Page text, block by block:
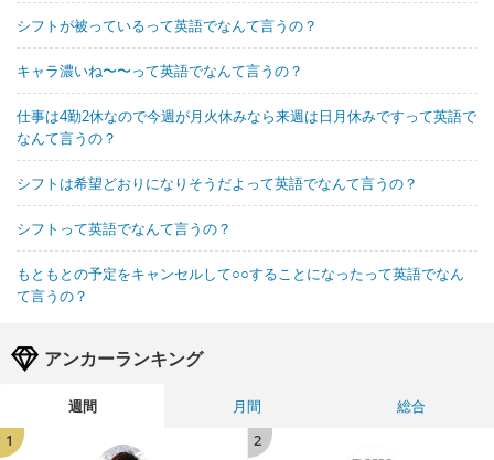
シフトが被っているって英語でなんて言うの？
キャラ濃いね〜〜って英語でなんて言うの？
仕事は4勤2休なので今週が月火休みなら来週は日月休みですって英語で
なんて言うの？
シフトは希望どおりになりそうだよって英語でなんて言うの？
シフトって英語でなんて言うの？
もともとの予定をキャンセルして○○することになったって英語でなん
て言うの？
アンカーランキング
週間 月間
総合
1
2